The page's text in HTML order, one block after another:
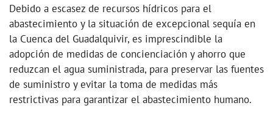
Debido a escasez de recursos hídricos para el
abastecimiento y la situación de excepcional sequía en
la Cuenca del Guadalquivir, es imprescindible la
adopción de medidas de concienciación y ahorro que
reduzcan el agua suministrada, para preservar las fuentes
de suministro y evitar la toma de medidas más
restrictivas para garantizar el abastecimiento humano.